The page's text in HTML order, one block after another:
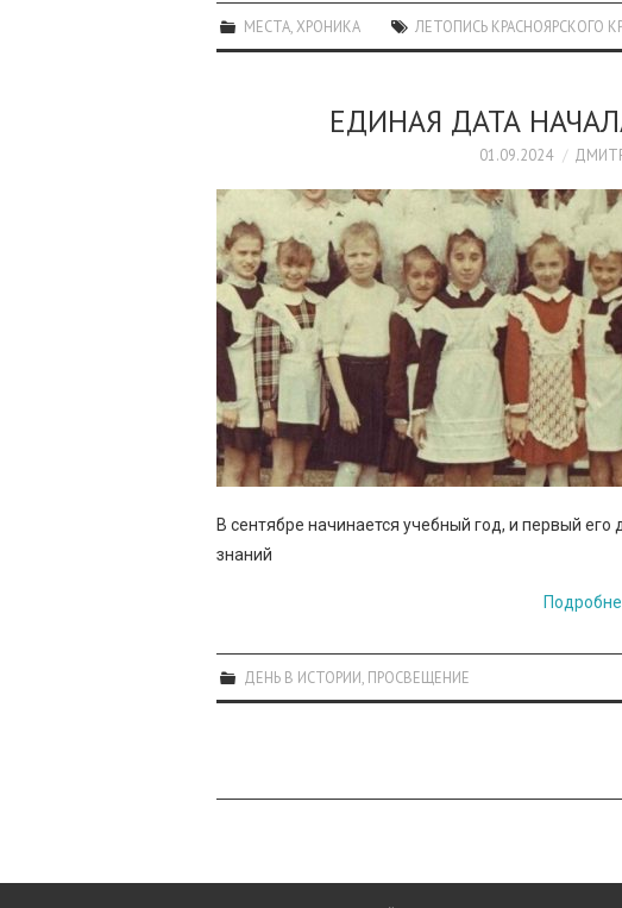
МЕСТА ХРОНИКА ЛЕТОПИСЬ КРАСНОЯРСКОГО
ЕДИНАЯ ДАТА
01.09.2024
В сентябре начинается учебный год, и первый
знаний
ДЕНЬ В ИСТОРИИ ПРОСВЕЩЕНИЕ